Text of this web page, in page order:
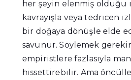
her şeyin elenmiş olduğu
kavrayışla veya tedricen
bir doğaya dönüşle elde
savunur. Söylemek
empiristlere fazlasıyla
hissettirebilir. Ama